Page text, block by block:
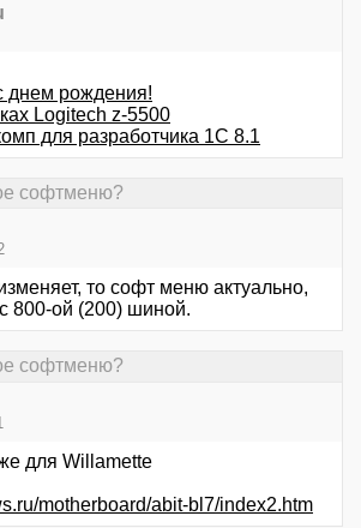
днем рождения!
Logitech z-5500
для разработчика 1С 8.1
софтменю?
то софт меню актуально,
800-ой (200) шиной.
софтменю?
для Willamette
motherboard/abit-bl7/index2.htm